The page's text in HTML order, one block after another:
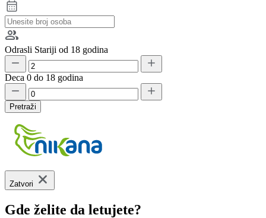
Odrasli Stariji od 18 godina
Deca 0 do 18 godina
Pretraži
Zatvori
Gde želite da letujete?